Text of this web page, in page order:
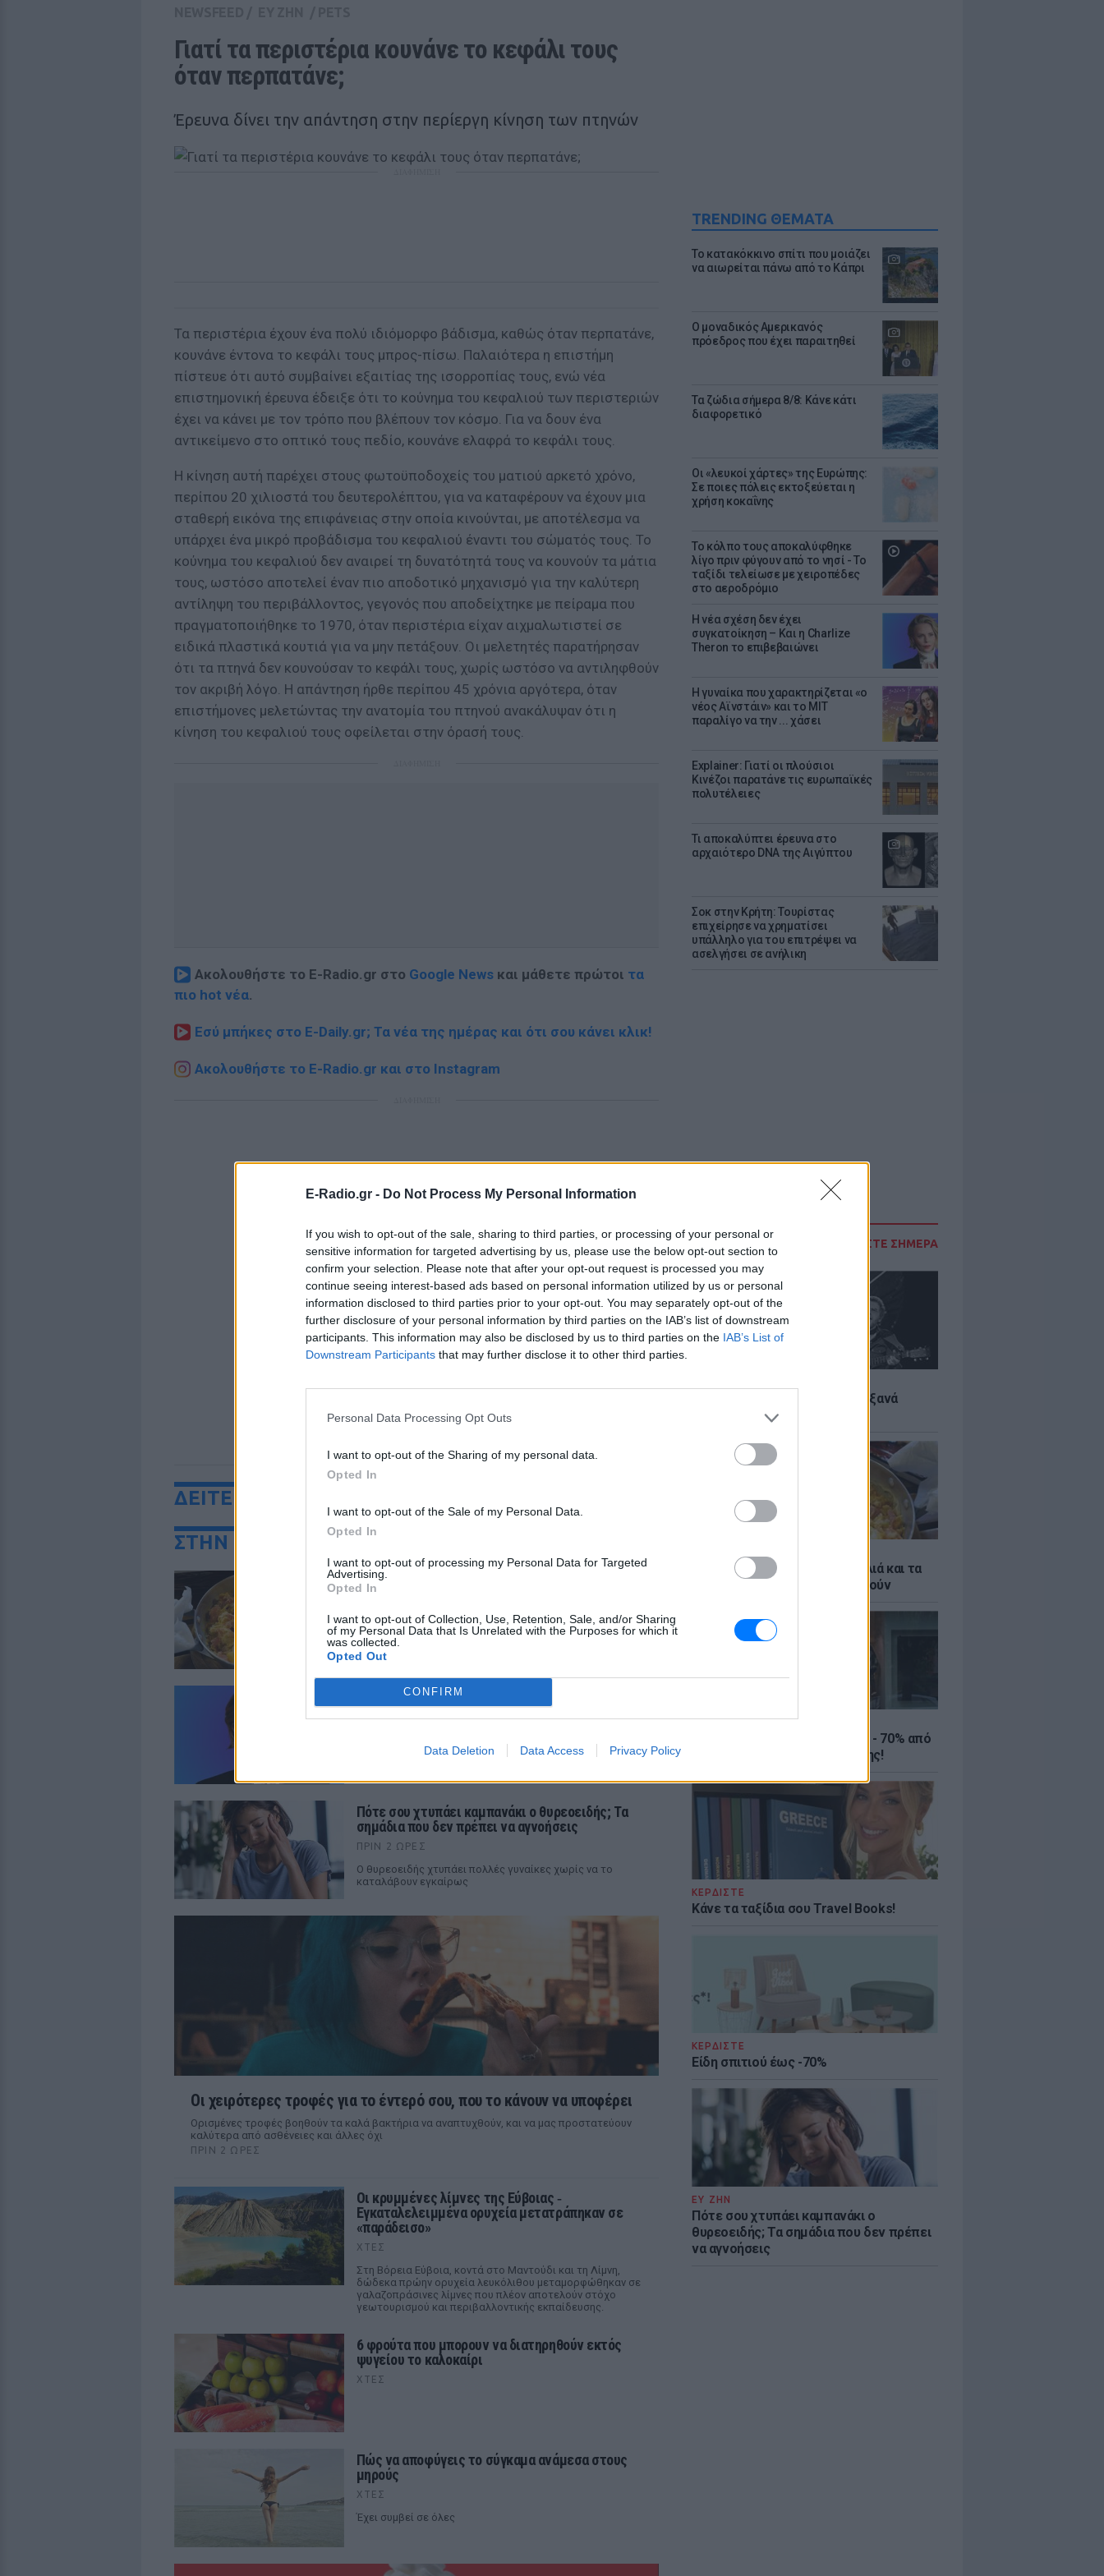
E-Radio.gr - Do Not Process My Personal Information
If you wish to opt-out of the sale, sharing to third parties, or processing of your personal or
sensitive information for targeted advertising by us, please use the below opt-out section to
confirm your selection. Please note that after your opt-out request is processed you may
continue seeing interest-based ads based on personal information utilized by us or personal
information disclosed to third parties prior to your opt-out. You may separately opt-out of the
further disclosure of your personal information by third parties on the IAB’s list of downstream
participants. This information may also be disclosed by us to third parties on the IAB’s List of
Downstream Participants that may further disclose it to other third parties.
Personal Data Processing Opt Outs
I want to opt-out of the Sharing of my personal data.
Opted In
I want to opt-out of the Sale of my Personal Data.
Opted In
I want to opt-out of processing my Personal Data for Targeted
Advertising.
Opted In
I want to opt-out of Collection, Use, Retention, Sale, and/or Sharing
of my Personal Data that Is Unrelated with the Purposes for which it
was collected.
Opted Out
CONFIRM
Data Deletion Data Access Privacy Policy
TRENDING ΘΕΜΑΤΑ
Το κατακόκκινο σπίτι που μοιάζει
να αιωρείται πάνω από το Κάπρι
Ο μοναδικός Αμερικανός
πρόεδρος που έχει παραιτηθεί
Τα ζώδια σήμερα 8/8: Κάνε κάτι
διαφορετικό
Οι «λευκοί χάρτες» της Ευρώπης:
Σε ποιες πόλεις εκτοξεύεται η
χρήση κοκαΐνης
Το κόλπο τους αποκαλύφθηκε
λίγο πριν φύγουν από το νησί - Το
ταξίδι τελείωσε με χειροπέδες
στο αεροδρόμιο
Η νέα σχέση δεν έχει
συγκατοίκηση – Και η Charlize
Theron το επιβεβαιώνει
Η γυναίκα που χαρακτηρίζεται «ο
νέος Αϊνστάιν» και το MIT
παραλίγο να την ... χάσει
Explainer: Γιατί οι πλούσιοι
Κινέζοι παρατάνε τις ευρωπαϊκές
πολυτέλειες
Τι αποκαλύπτει έρευνα στο
αρχαιότερο DNA της Αιγύπτου
Σοκ στην Κρήτη: Τουρίστας
επιχείρησε να χρηματίσει
υπάλληλο για του επιτρέψει να
ασελγήσει σε ανήλικη
ΔΙΑΒΑΣΤΕ ΣΗΜΕΡΑ
5 one-hit wonders που έγιναν ξανά
διάσημοι από… ατύχημα
Ελληνικό γιαούρτι: Μία κουταλιά και τα
scrambled eggs θα απογειωθούν
ΚΕΡΔΙΣΤΕ
Καλοκαιρινές εκπτώσεις έως - 70% από
τα μεγαλύτερα eshops ένδυσης!
ΚΕΡΔΙΣΤΕ
Κάνε τα ταξίδια σου Travel Books!
ΚΕΡΔΙΣΤΕ
Είδη σπιτιού έως -70%
ΕΥ ΖΗΝ
Πότε σου χτυπάει καμπανάκι ο
θυρεοειδής; Τα σημάδια που δεν πρέπει
να αγνοήσεις
Γιατί τα περιστέρια κουνάνε το κεφάλι τους
όταν περπατάνε;
Έρευνα δίνει την απάντηση στην περίεργη κίνηση των πτηνών
Τα περιστέρια έχουν ένα πολύ ιδιόμορφο βάδισμα, καθώς όταν περπατάνε,
κουνάνε έντονα το κεφάλι τους μπρος-πίσω. Παλαιότερα η επιστήμη
πίστευε ότι αυτό συμβαίνει εξαιτίας της ισορροπίας τους, ενώ νέα
επιστημονική έρευνα έδειξε ότι το κούνημα του κεφαλιού των περιστεριών
έχει να κάνει με τον τρόπο που βλέπουν τον κόσμο. Για να δουν ένα
αντικείμενο στο οπτικό τους πεδίο, κουνάνε ελαφρά το κεφάλι τους.
Η κίνηση αυτή παρέχει στους φωτοϋποδοχείς του ματιού αρκετό χρόνο,
περίπου 20 χιλιοστά του δευτερολέπτου, για να καταφέρουν να έχουν μια
σταθερή εικόνα της επιφάνειας στην οποία κινούνται, με αποτέλεσμα να
υπάρχει ένα μικρό προβάδισμα του κεφαλιού έναντι του σώματός τους. Το
κούνημα του κεφαλιού δεν αναιρεί τη δυνατότητά τους να κουνούν τα μάτια
τους, ωστόσο αποτελεί έναν πιο αποδοτικό μηχανισμό για την καλύτερη
αντίληψη του περιβάλλοντος, γεγονός που αποδείχτηκε με πείραμα που
πραγματοποιήθηκε το 1970, όταν περιστέρια είχαν αιχμαλωτιστεί σε
ειδικά πλαστικά κουτιά για να μην πετάξουν. Οι μελετητές παρατήρησαν
ότι τα πτηνά δεν κουνούσαν το κεφάλι τους, χωρίς ωστόσο να αντιληφθούν
τον ακριβή λόγο. Η απάντηση ήρθε περίπου 45 χρόνια αργότερα, όταν
επιστήμονες μελετώντας την ανατομία του πτηνού ανακάλυψαν ότι η
κίνηση του κεφαλιού τους οφείλεται στην όρασή τους.
Ακολουθήστε το E-Radio.gr στο Google News και μάθετε πρώτοι τα
πιο hot νέα.
Εσύ μπήκες στο E-Daily.gr; Τα νέα της ημέρας και ότι σου κάνει κλικ!
Ακολουθήστε το E-Radio.gr και στο Instagram
ΔΕΙΤΕ ΕΠΙΣΗΣ
ΣΤΗΝ ΙΔΙΑ ΚΑΤΗΓΟΡΙΑ
Ελληνικό γιαούρτι: Μία κουταλιά και τα
scrambled eggs θα απογειωθούν
ΠΡΙΝ 2 ΏΡΕΣ
Το στραγγιστό γιαούρτι αλλάζει την υφή και τον κορεσμό
του πρωινού χωρίς να επηρεάζει τη γεύση.
Η νέα σχέση δεν έχει συγκατοίκηση – Και η
Charlize Theron το επιβεβαιώνει
«Δεν νομίζω ότι μπορώ να ξαναζήσω με κάποιον» – Η
Πότε σου χτυπάει καμπανάκι ο θυρεοειδής; Τα
σημάδια που δεν πρέπει να αγνοήσεις
ΠΡΙΝ 2 ΏΡΕΣ
Ο θυρεοειδής χτυπάει πολλές γυναίκες χωρίς να το
καταλάβουν εγκαίρως
Οι χειρότερες τροφές για το έντερό σου, που το κάνουν να υποφέρει
Ορισμένες τροφές βοηθούν τα καλά βακτήρια να αναπτυχθούν, και να μας προστατεύουν
καλύτερα από ασθένειες και άλλες όχι
ΠΡΙΝ 2 ΏΡΕΣ
Οι κρυμμένες λίμνες της Εύβοιας ‑
Εγκαταλελειμμένα ορυχεία μετατράπηκαν σε
«παράδεισο»
ΧΤΕΣ
Στη Βόρεια Εύβοια, κοντά στο Μαντούδι και τη Λίμνη,
δώδεκα πρώην ορυχεία λευκόλιθου μεταμορφώθηκαν σε
γαλαζοπράσινες λίμνες που πλέον αποτελούν στόχο
γεωτουρισμού και περιβαλλοντικής εκπαίδευσης.
6 φρούτα που μπορουν να διατηρηθούν εκτός
ψυγείου το καλοκαίρι
ΧΤΕΣ
Πώς να αποφύγεις το σύγκαμα ανάμεσα στους
μηρούς
ΧΤΕΣ
Έχει συμβεί σε όλες